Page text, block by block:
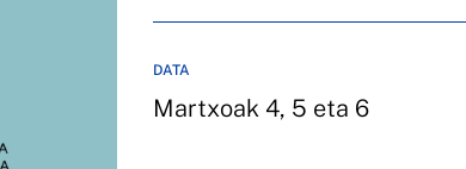
DATA
Martxoak 4, 5 eta 6